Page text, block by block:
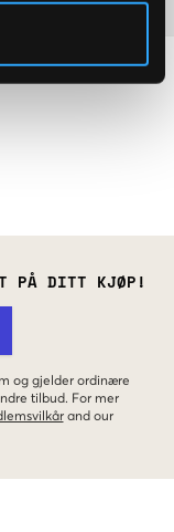
PÅ DITT KJØP!
og gjelder ordinære
tilbud. For mer
and our